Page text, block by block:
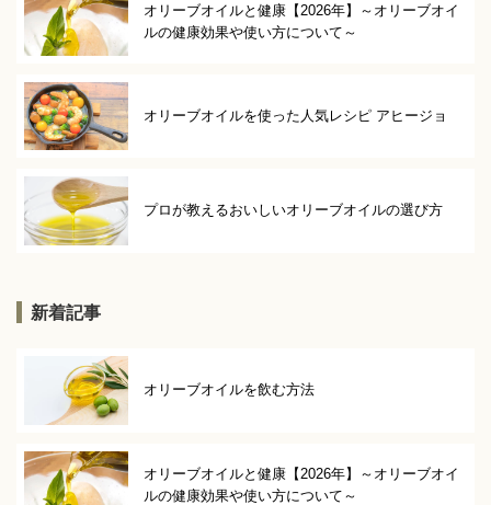
オリーブオイルと健康【2026年】～オリーブオイ
ルの健康効果や使い方について～
オリーブオイルを使った人気レシピ アヒージョ
プロが教えるおいしいオリーブオイルの選び方
新着記事
オリーブオイルを飲む方法
オリーブオイルと健康【2026年】～オリーブオイ
ルの健康効果や使い方について～